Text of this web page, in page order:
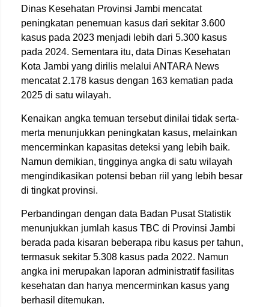
Dinas Kesehatan Provinsi Jambi mencatat
peningkatan penemuan kasus dari sekitar 3.600
kasus pada 2023 menjadi lebih dari 5.300 kasus
pada 2024. Sementara itu, data Dinas Kesehatan
Kota Jambi yang dirilis melalui ANTARA News
mencatat 2.178 kasus dengan 163 kematian pada
2025 di satu wilayah.
Kenaikan angka temuan tersebut dinilai tidak serta-
merta menunjukkan peningkatan kasus, melainkan
mencerminkan kapasitas deteksi yang lebih baik.
Namun demikian, tingginya angka di satu wilayah
mengindikasikan potensi beban riil yang lebih besar
di tingkat provinsi.
Perbandingan dengan data Badan Pusat Statistik
menunjukkan jumlah kasus TBC di Provinsi Jambi
berada pada kisaran beberapa ribu kasus per tahun,
termasuk sekitar 5.308 kasus pada 2022. Namun
angka ini merupakan laporan administratif fasilitas
kesehatan dan hanya mencerminkan kasus yang
berhasil ditemukan.